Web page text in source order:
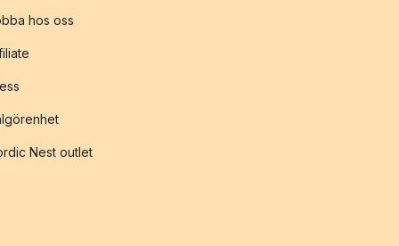
hos oss
Nest outlet